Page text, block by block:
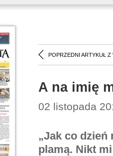
POPRZEDNI ARTYKUŁ Z
A na imię
02 listopada
„Jak co dzień
plamą. Nikt